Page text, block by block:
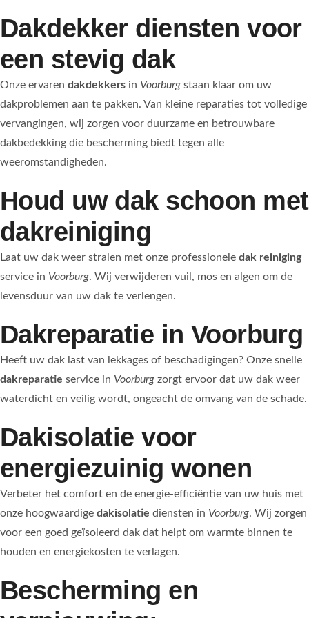
Dakdekker diensten voor
een stevig dak
Onze ervaren dakdekkersin Voorburgstaan klaar om uw
dakproblemen aan te pakken. Van kleine reparaties tot volledige
vervangingen, wij zorgen voor duurzame en betrouwbare
dakbedekking die bescherming biedt tegen alle
weeromstandigheden.
Houd uw dak schoon met
dakreiniging
Laat uw dak weer stralen met onze professionele dak reiniging
service in Voorburg. Wij verwijderen vuil, mos en algen om de
levensduur van uw dak te verlengen.
Dakreparatie in Voorburg
Heeft uw dak last van lekkages of beschadigingen? Onze snelle
dakreparatie service in Voorburgzorgt ervoor dat uw dak weer
waterdicht en veilig wordt, ongeacht de omvang van de schade.
Dakisolatie voor
energiezuinig wonen
Verbeter het comfort en de energie-efficiëntie van uw huis met
onze hoogwaardige dakisolatie diensten in Voorburg. Wij zorgen
voor een goed geïsoleerd dak dat helpt om warmte binnen te
houden en energiekosten te verlagen.
Bescherming en